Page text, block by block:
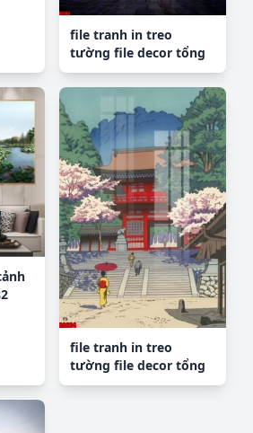
file tranh in treo
tường file decor tổng
hợp R3103
file tranh in treo
tường file decor tổng
hợp R8634